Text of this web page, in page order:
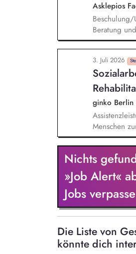
Asklepios
Beratung
sozialen
als Co-
3. Juli 2026
ginko Berlin
Menschen
Ziel- und
Nichts
»Job Alert«
Jobs
Die Liste von
könnte dich